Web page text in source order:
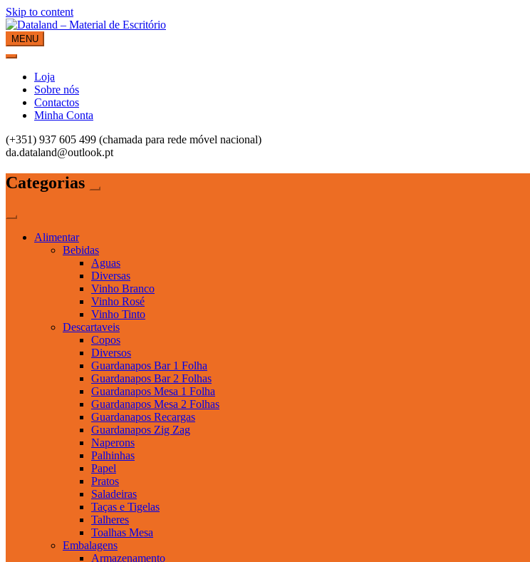
Skip to content
Dataland – Material de Escritório
Material de Escritório
MENU
Loja
Sobre nós
Contactos
Minha Conta
(+351) 937 605 499 (chamada para rede móvel nacional)
da.dataland@outlook.pt
Categorias
Alimentar
Bebidas
Aguas
Diversas
Vinho Branco
Vinho Rosé
Vinho Tinto
Descartaveis
Copos
Diversos
Guardanapos Bar 1 Folha
Guardanapos Bar 2 Folhas
Guardanapos Mesa 1 Folha
Guardanapos Mesa 2 Folhas
Guardanapos Recargas
Guardanapos Zig Zag
Naperons
Palhinhas
Papel
Pratos
Saladeiras
Taças e Tigelas
Talheres
Toalhas Mesa
Embalagens
Armazenamento